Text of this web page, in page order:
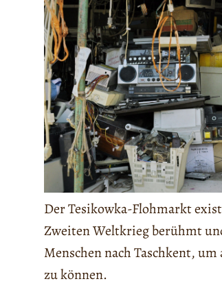
Der Tesikowka-Flohmarkt
Zweiten Weltkrieg berühmt
Menschen nach Taschkent,
zu können.